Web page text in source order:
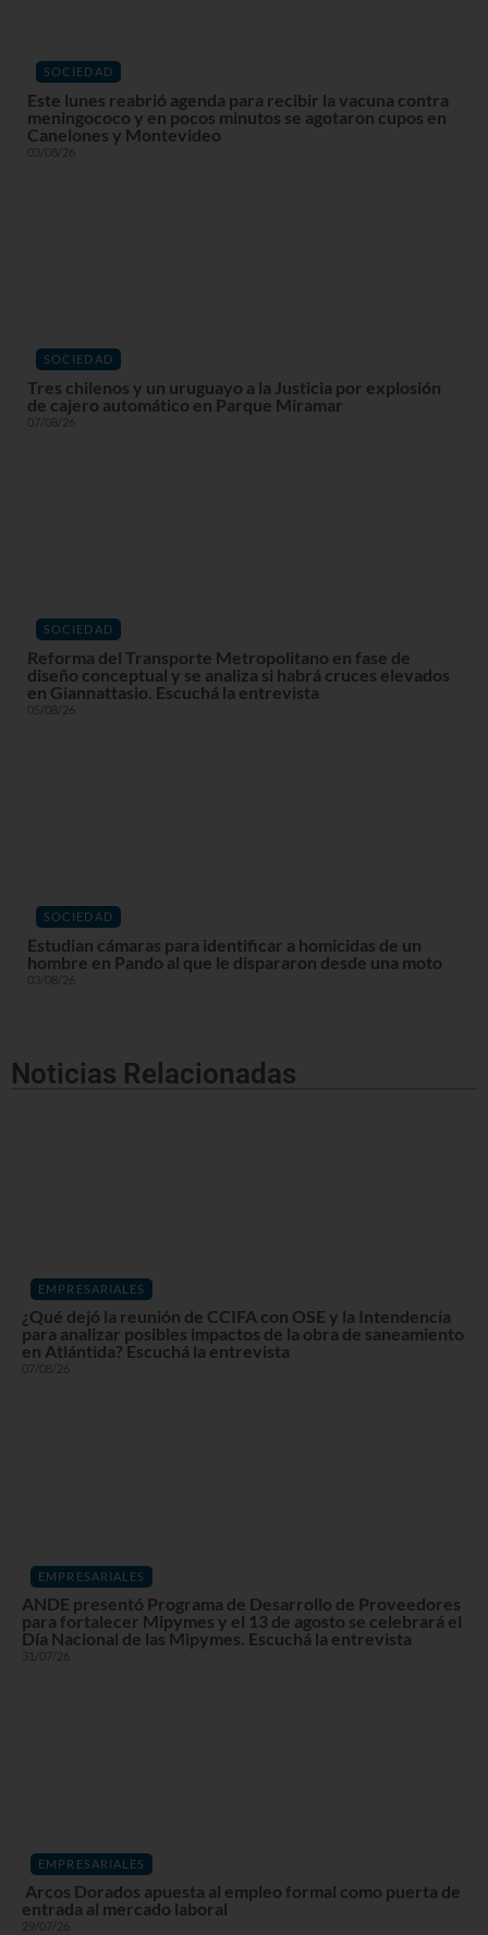
SOCIEDAD
Este lunes reabrió agenda para recibir la vacuna contra
meningococo y en pocos minutos se agotaron cupos en
Canelones y Montevideo
03/08/26
SOCIEDAD
Tres chilenos y un uruguayo a la Justicia por explosión
de cajero automático en Parque Miramar
07/08/26
SOCIEDAD
Reforma del Transporte Metropolitano en fase de
diseño conceptual y se analiza si habrá cruces elevados
en Giannattasio. Escuchá la entrevista
05/08/26
SOCIEDAD
Estudian cámaras para identificar a homicidas de un
hombre en Pando al que le dispararon desde una moto
03/08/26
Noticias Relacionadas
EMPRESARIALES
¿Qué dejó la reunión de CCIFA con OSE y la Intendencia
para analizar posibles impactos de la obra de saneamiento
en Atlántida? Escuchá la entrevista
07/08/26
EMPRESARIALES
ANDE presentó Programa de Desarrollo de Proveedores
para fortalecer Mipymes y el 13 de agosto se celebrará el
Día Nacional de las Mipymes. Escuchá la entrevista
31/07/26
EMPRESARIALES
Arcos Dorados apuesta al empleo formal como puerta de
entrada al mercado laboral
29/07/26